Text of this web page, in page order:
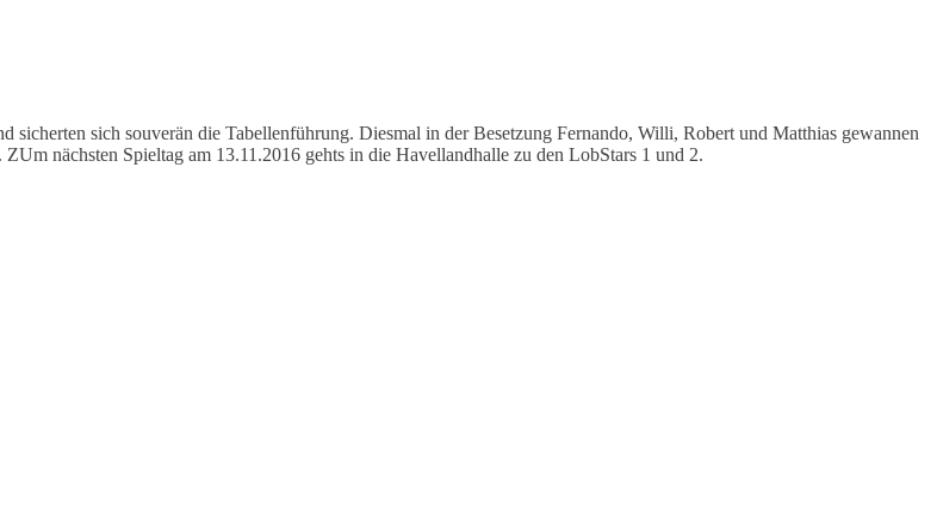
sich souverän die Tabellenführung. Diesmal in der Besetzung Fernando, Willi, Robert und Matthias gewannen
nächsten Spieltag am 13.11.2016 gehts in die Havellandhalle zu den LobStars 1 und 2.